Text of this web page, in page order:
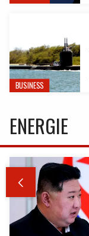
BUSINESS
ENERGIE
